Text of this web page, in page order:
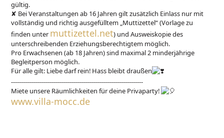
gültig.
✘ Bei Veranstaltungen ab 16 Jahren gilt zusätzlich Einlass nur mit
vollständig und richtig ausgefülltem „Muttizettel“ (Vorlage zu
finden unter muttizettel.net) und Ausweiskopie des
unterschreibenden Erziehungsberechtigtem möglich.
Pro Erwachsenen (ab 18 Jahren) sind maximal 2 minderjährige
Begleitperson möglich.
Für alle gilt: Liebe darf rein! Hass bleibt draußen
------------------------------------------------------------------
Miete unsere Räumlichkeiten für deine Privaparty!
www.villa-mocc.de